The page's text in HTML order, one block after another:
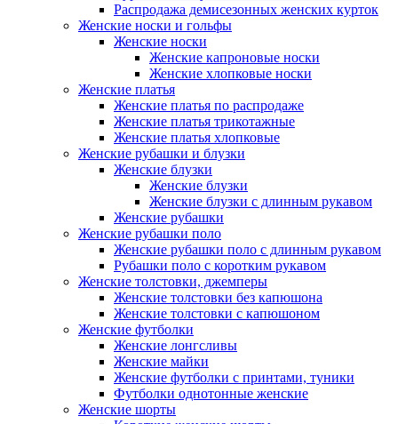
Распродажа демисезонных женских курток
Женские носки и гольфы
Женские носки
Женские капроновые носки
Женские хлопковые носки
Женские платья
Женские платья по распродаже
Женские платья трикотажные
Женские платья хлопковые
Женские рубашки и блузки
Женские блузки
Женские блузки
Женские блузки с длинным рукавом
Женские рубашки
Женские рубашки поло
Женские рубашки поло с длинным рукавом
Рубашки поло с коротким рукавом
Женские толстовки, джемперы
Женские толстовки без капюшона
Женские толстовки с капюшоном
Женские футболки
Женские лонгсливы
Женские майки
Женские футболки с принтами, туники
Футболки однотонные женские
Женские шорты